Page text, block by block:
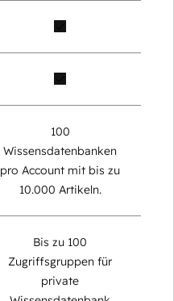
100
Wissensdatenbanken
pro Account mit bis zu
10.000 Artikeln.
Bis zu 100
Zugriffsgruppen für
private